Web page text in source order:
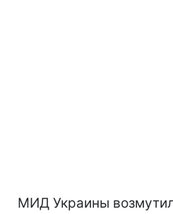
МИД Украины